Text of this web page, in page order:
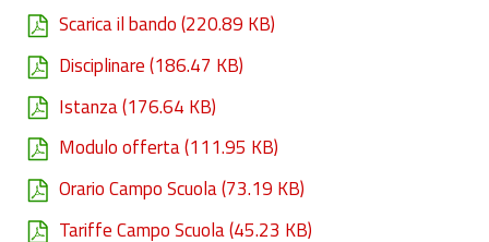
Scarica il bando(220.89 KB)
Disciplinare(186.47 KB)
Istanza(176.64 KB)
Modulo offerta(111.95 KB)
Orario Campo Scuola(73.19 KB)
Tariffe Campo Scuola(45.23 KB)